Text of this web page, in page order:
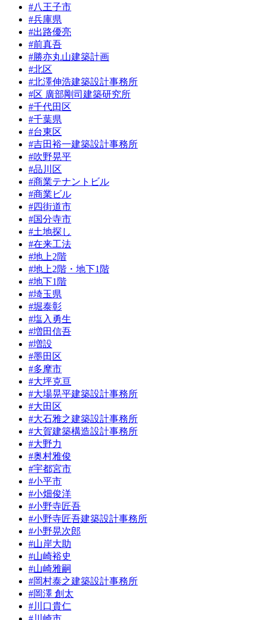
#八王子市
#兵庫県
#出路優亮
#前真吾
#勝亦丸山建築計画
#北区
#北澤伸浩建築設計事務所
#区 廣部剛司建築研究所
#千代田区
#千葉県
#台東区
#吉田裕一建築設計事務所
#吹野晃平
#品川区
#商業テナントビル
#商業ビル
#四街道市
#国分寺市
#土地探し
#在来工法
#地上2階
#地上2階・地下1階
#地下1階
#埼玉県
#堀泰彰
#塩入勇生
#増田信吾
#増設
#墨田区
#多摩市
#大坪克亘
#大場晃平建築設計事務所
#大田区
#大石雅之建築設計事務所
#大賀建築構造設計事務所
#大野力
#奥村雅俊
#宇都宮市
#小平市
#小畑俊洋
#小野寺匠吾
#小野寺匠吾建築設計事務所
#小野晃次郎
#山岸大助
#山崎裕史
#山崎雅嗣
#岡村泰之建築設計事務所
#岡澤 創太
#川口貴仁